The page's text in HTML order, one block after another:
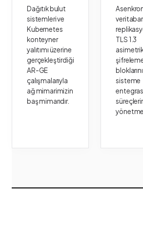
Dağıtık bulut
sistemleri ve
Kubernetes
konteyner
yalıtımı üzerine
gerçekleştirdiği
AR-GE
çalışmalarıyla
ağ mimarimizin
baş mimarıdır.
TLS 1.3
sisteme